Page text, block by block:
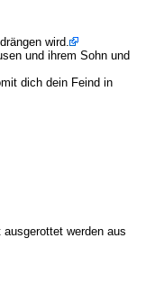
wird.
und ihrem Sohn und
dich dein Feind in
werden aus